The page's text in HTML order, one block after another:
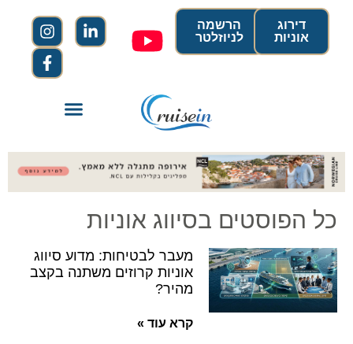
הרשמה
לניוזלטר
דירוג
אוניות
כל הפוסטים בסיווג אוניות
מעבר לבטיחות: מדוע סיווג
אוניות קרוזים משתנה בקצב
מהיר?
קרא עוד »